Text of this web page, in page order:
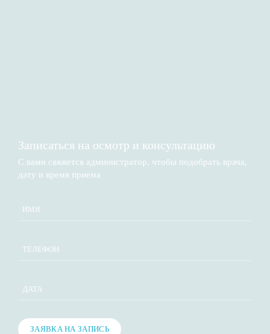
Записаться на осмотр и консультацию​
С вами свяжется администратор, чтобы подобрать врача,
дату и время приема​
ДАТА
ЗАЯВКА НА ЗАПИСЬ